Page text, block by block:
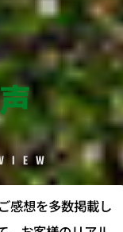
感想を多数掲載し